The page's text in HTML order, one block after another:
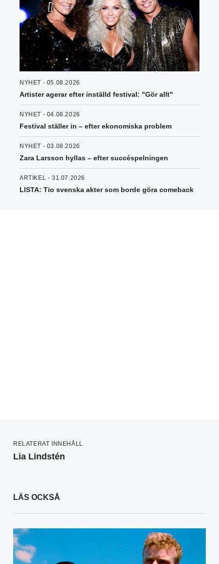
NYHET - 05.08.2026
Artister agerar efter inställd festival: "Gör allt"
NYHET - 04.08.2026
Festival ställer in – efter ekonomiska problem
NYHET - 03.08.2026
Zara Larsson hyllas – efter succéspelningen
ARTIKEL - 31.07.2026
LISTA: Tio svenska akter som borde göra comeback
RELATERAT INNEHÅLL
Lia Lindstén
LÄS OCKSÅ